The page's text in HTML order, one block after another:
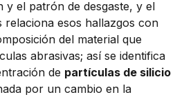
y el patrón de desgaste, y el
relaciona esos hallazgos con
del material que
abrasivas; así se identifica
de partículas de silicio
por un cambio en la